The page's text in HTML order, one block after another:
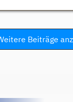
Beiträge